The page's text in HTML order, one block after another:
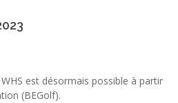
est désormais possible à partir
(BEGolf).